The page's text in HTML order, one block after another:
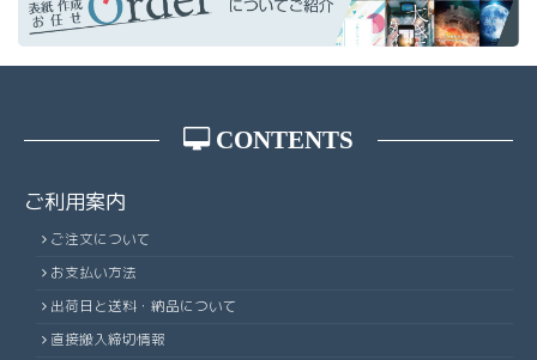
CONTENTS
ご利用案内
ご注文について
お支払い方法
出荷日と送料・納品について
直接搬入締切情報